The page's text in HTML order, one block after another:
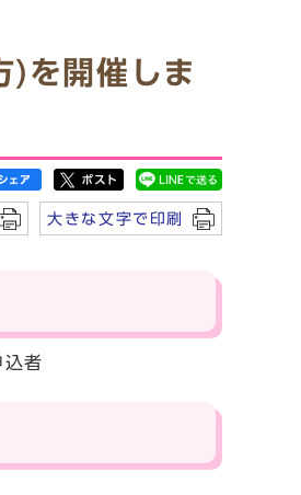
)を開催しま
大きな文字で印刷
者